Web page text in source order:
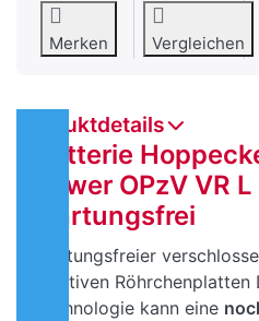
Merken Vergleichen
Produktdetails
Batterie
Power OPzV VR
wartungsfrei
Wartungsfreier
positiven
Technologie kann eine